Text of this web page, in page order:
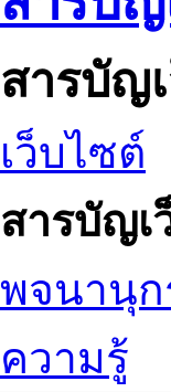
สารบัญ
เว็บไซต์
สารบัญเ
พจนานุก
ความรู้